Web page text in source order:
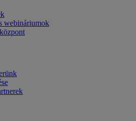
webináriumok